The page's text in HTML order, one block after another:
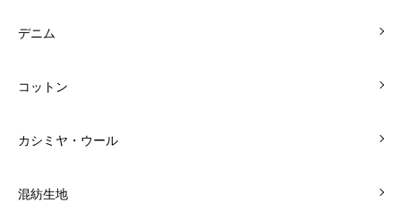
デニム
コットン
カシミヤ・ウール
混紡生地